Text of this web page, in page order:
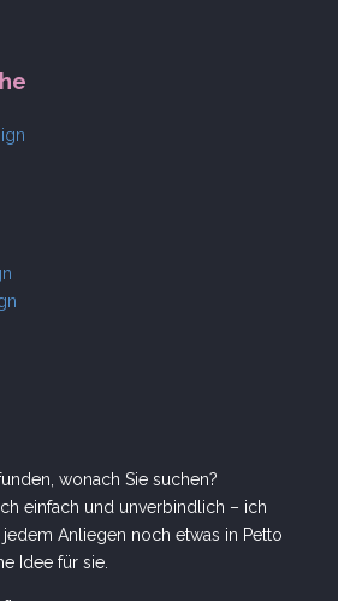
wonach Sie suchen?
einfach und unverbindlich – ich
Anliegen noch etwas in Petto
Idee für sie.